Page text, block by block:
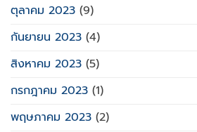
ตุลาคม 2023 (9)
กันยายน 2023 (4)
สิงหาคม 2023 (5)
กรกฎาคม 2023 (1)
พฤษภาคม 2023 (2)